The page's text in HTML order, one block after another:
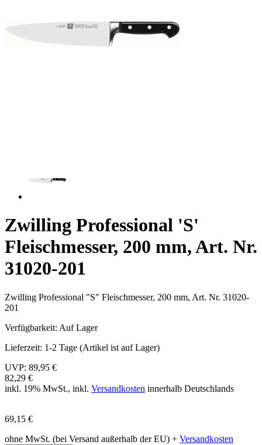
Zwilling Professional 'S'
Fleischmesser, 200 mm, Art. Nr.
31020-201
Zwilling Professional "S" Fleischmesser, 200 mm, Art. Nr. 31020-
201
Verfügbarkeit: Auf Lager
Lieferzeit: 1-2 Tage (Artikel ist auf Lager)
UVP: 89,95 €
82,29 €
inkl. 19% MwSt., inkl. Versandkosten innerhalb Deutschlands
69,15 €
ohne MwSt. (bei Versand außerhalb der EU) + Versandkosten